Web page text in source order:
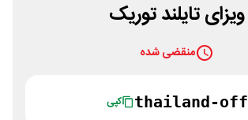
ویزای تایلند توریک
منقضی شده
thailand-off کپی